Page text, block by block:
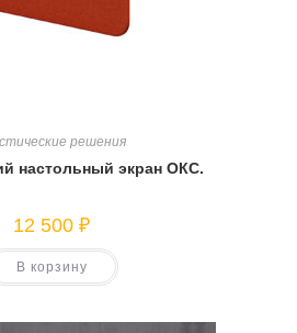
решения
настольный экран ОКС.
12 500 ₽
В корзину